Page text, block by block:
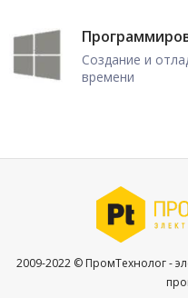
Создание и
времени
2009-2022 © ПромТехнолог -